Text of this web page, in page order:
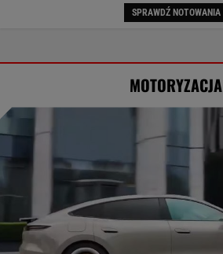
SPRAWDŹ NOTOWANIA
MOTORYZACJA